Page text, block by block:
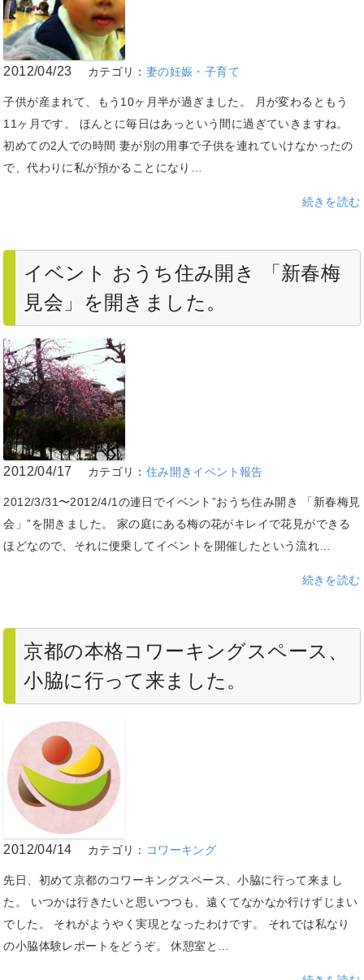
2012/04/23 カテゴリ： 妻の妊娠・子育て
子供が産まれて、もう10ヶ月半が過ぎました。 月が変わるともう
11ヶ月です。 ほんとに毎日はあっという間に過ぎていきますね。
初めての2人での時間 妻が別の用事で子供を連れていけなかったの
で、代わりに私が預かることになり…
続きを読む
イベント おうち住み開き 「新春梅
見会」を開きました。
2012/04/17 カテゴリ： 住み開きイベント報告
2012/3/31〜2012/4/1の連日でイベント”おうち住み開き 「新春梅見
会」”を開きました。 家の庭にある梅の花がキレイで花見ができる
ほどなので、それに便乗してイベントを開催したという流れ…
続きを読む
京都の本格コワーキングスペース、
小脇に行って来ました。
2012/04/14 カテゴリ： コワーキング
先日、初めて京都のコワーキングスペース、小脇に行って来まし
た。 いつかは行きたいと思いつつも、遠くてなかなか行けずじまい
でした。 それがようやく実現となったわけです。 それでは私なり
の小脇体験レポートをどうぞ。 休憩室と…